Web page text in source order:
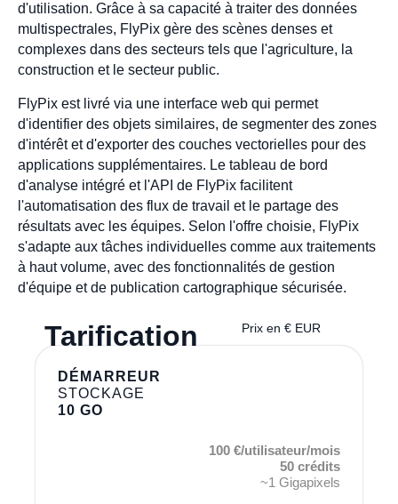
d'utilisation. Grâce à sa capacité à traiter des données
multispectrales, FlyPix gère des scènes denses et
complexes dans des secteurs tels que l'agriculture, la
construction et le secteur public.
FlyPix est livré via une interface web qui permet
d'identifier des objets similaires, de segmenter des zones
d'intérêt et d'exporter des couches vectorielles pour des
applications supplémentaires. Le tableau de bord
d'analyse intégré et l'API de FlyPix facilitent
l'automatisation des flux de travail et le partage des
résultats avec les équipes. Selon l'offre choisie, FlyPix
s'adapte aux tâches individuelles comme aux traitements
à haut volume, avec des fonctionnalités de gestion
d'équipe et de publication cartographique sécurisée.
Tarification Prix en € EUR
DÉMARREUR
STOCKAGE
10 GO
100 €/utilisateur/mois
50 crédits
~1 Gigapixels